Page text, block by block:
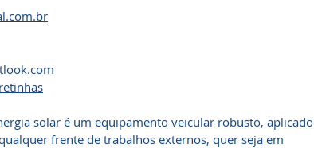
solar é um equipamento veicular robusto, aplicado
frente de trabalhos externos, quer seja em